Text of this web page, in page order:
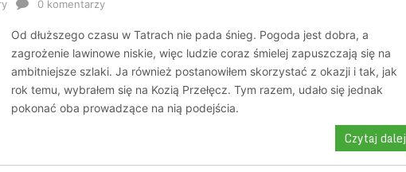
0 komentarzy
Od dłuższego czasu w Tatrach nie pada śnieg. Pogoda jest dobra, a
zagrożenie lawinowe niskie, więc ludzie coraz śmielej zapuszczają się na
ambitniejsze szlaki. Ja również postanowiłem skorzystać z okazji i tak, jak
rok temu, wybrałem się na Kozią Przełęcz. Tym razem, udało się jednak
pokonać oba prowadzące na nią podejścia.
Czytaj dalej